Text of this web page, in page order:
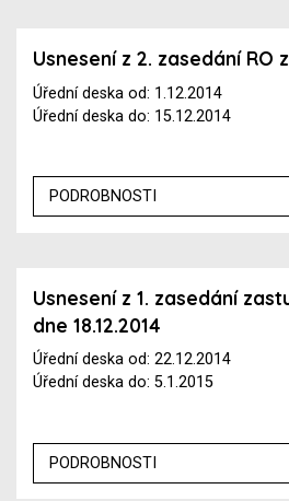
Usnesení z 2. zasedání RO
Úřední deska od: 1.12.2014
Úřední deska do: 15.12.2014
PODROBNOSTI
Usnesení z 1. zasedání
dne 18.12.2014
Úřední deska od: 22.12.2014
Úřední deska do: 5.1.2015
PODROBNOSTI